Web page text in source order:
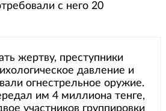
с него 20
жертву, преступники
давление и
огнестрельное оружие.
им 4 миллиона тенге,